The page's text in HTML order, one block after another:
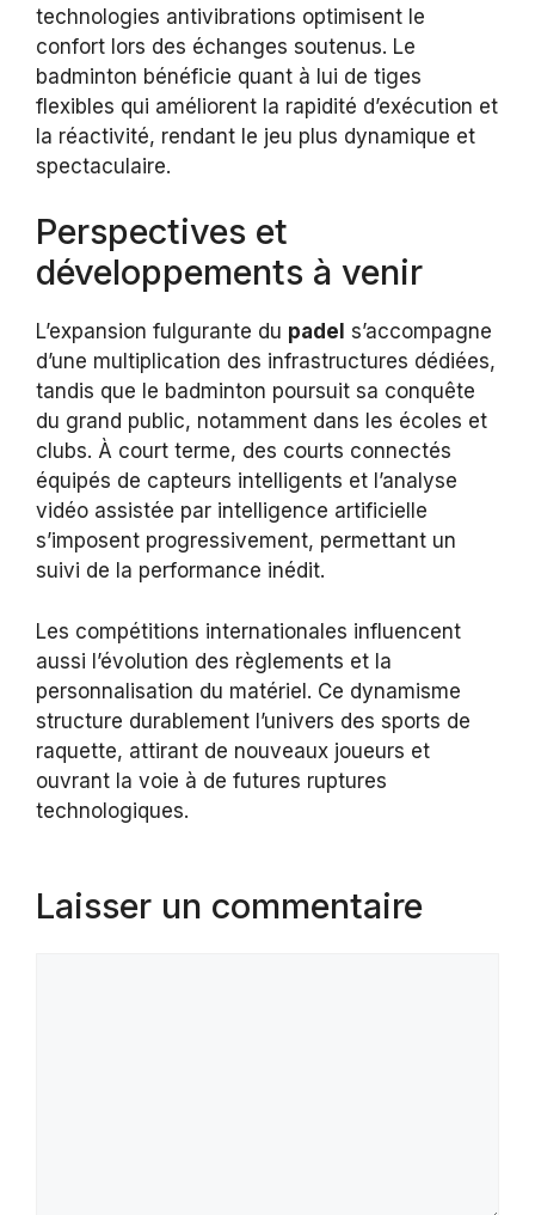
technologies antivibrations optimisent le
confort lors des échanges soutenus. Le
badminton bénéficie quant à lui de tiges
flexibles qui améliorent la rapidité d’exécution et
la réactivité, rendant le jeu plus dynamique et
spectaculaire.
Perspectives et
développements à venir
L’expansion fulgurante du padel s’accompagne
d’une multiplication des infrastructures dédiées,
tandis que le badminton poursuit sa conquête
du grand public, notamment dans les écoles et
clubs. À court terme, des courts connectés
équipés de capteurs intelligents et l’analyse
vidéo assistée par intelligence artificielle
s’imposent progressivement, permettant un
suivi de la performance inédit.
Les compétitions internationales influencent
aussi l’évolution des règlements et la
personnalisation du matériel. Ce dynamisme
structure durablement l’univers des sports de
raquette, attirant de nouveaux joueurs et
ouvrant la voie à de futures ruptures
technologiques.
Laisser un commentaire